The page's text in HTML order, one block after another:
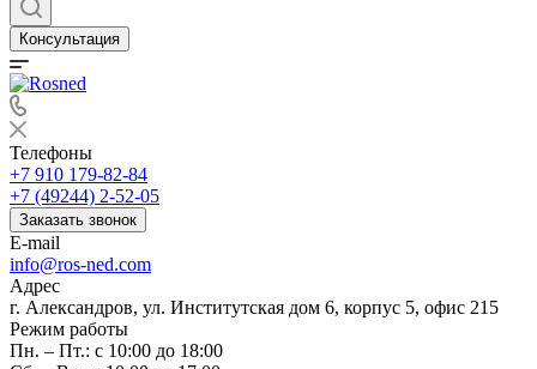
Консультация
Телефоны
+7 910 179-82-84
+7 (49244) 2-52-05
Заказать звонок
E-mail
info@ros-ned.com
Адрес
г. Александров, ул. Институтская дом 6, корпус 5, офис 215
Режим работы
Пн. – Пт.: с 10:00 до 18:00